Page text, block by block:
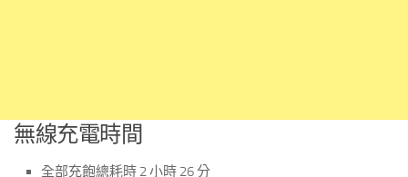
無線充電時間
全部充飽總耗時 2 小時 26 分